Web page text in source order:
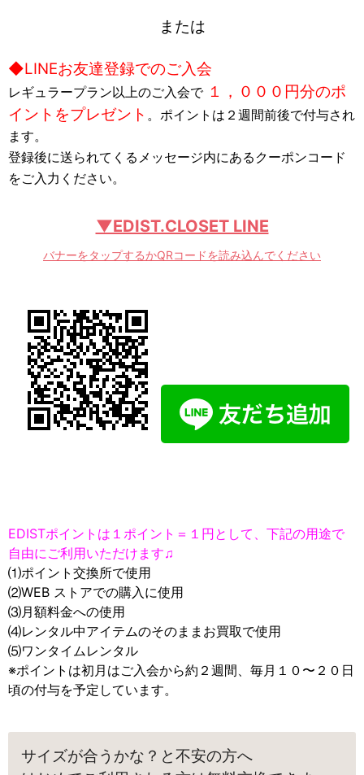
または
◆LINEお友達登録でのご入会
レギュラープラン以上のご入会で １，０００円分のポ
イントをプレゼント 。ポイントは２週間前後で付与され
ます。
登録後に送られてくるメッセージ内にあるクーポンコード
をご入力ください。
▼EDIST.CLOSET LINE
バナーをタップするかQRコードを読み込んでください
EDISTポイントは１ポイント＝１円として、下記の用途で
自由にご利用いただけます♫
⑴ポイント交換所で使用
⑵WEB ストアでの購入に使用
⑶月額料金への使用
⑷レンタル中アイテムのそのままお買取で使用
⑸ワンタイムレンタル
※ポイントは初月はご入会から約２週間、毎月１０〜２０日
頃の付与を予定しています。
サイズが合うかな？と不安の方へ